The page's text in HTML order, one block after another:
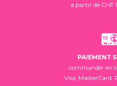
à partir de CHF
PAIEMENT
commander en
Visa, MasterCard,